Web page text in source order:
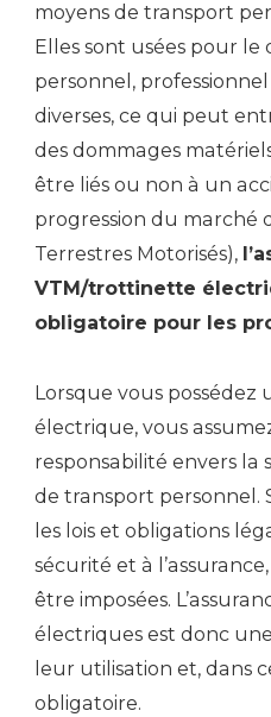
moyens de transport
Elles sont usées pour
personnel,
diverses, ce qui peut
des dommages
être liés ou non à un
progression du marché
Terrestres Motorisés),
VTM/trottinette
obligatoire pour les
Lorsque vous
électrique, vous
responsabilité envers la
de transport personnel.
les lois et obligations
sécurité et à
être imposées.
électriques est donc
leur utilisation et, dans
obligatoire.